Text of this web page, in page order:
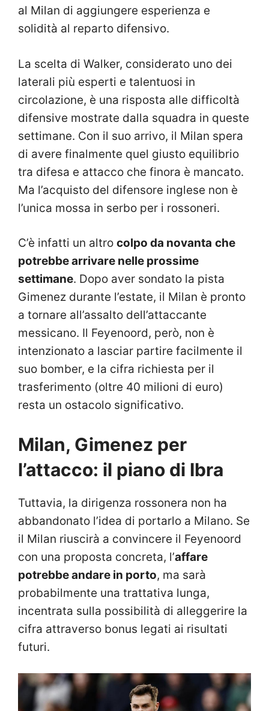
al Milan di aggiungere esperienza e
solidità al reparto difensivo.
La scelta di Walker, considerato uno dei
laterali più esperti e talentuosi in
circolazione, è una risposta alle difficoltà
difensive mostrate dalla squadra in queste
settimane. Con il suo arrivo, il Milan spera
di avere finalmente quel giusto equilibrio
tra difesa e attacco che finora è mancato.
Ma l’acquisto del difensore inglese non è
l’unica mossa in serbo per i rossoneri.
C’è infatti un altro colpo da novanta che
potrebbe arrivare nelle prossime
settimane. Dopo aver sondato la pista
Gimenez durante l’estate, il Milan è pronto
a tornare all’assalto dell’attaccante
messicano. Il Feyenoord, però, non è
intenzionato a lasciar partire facilmente il
suo bomber, e la cifra richiesta per il
trasferimento (oltre 40 milioni di euro)
resta un ostacolo significativo.
Milan, Gimenez per
l’attacco: il piano di Ibra
Tuttavia, la dirigenza rossonera non ha
abbandonato l’idea di portarlo a Milano. Se
il Milan riuscirà a convincere il Feyenoord
con una proposta concreta, l’affare
potrebbe andare in porto, ma sarà
probabilmente una trattativa lunga,
incentrata sulla possibilità di alleggerire la
cifra attraverso bonus legati ai risultati
futuri.